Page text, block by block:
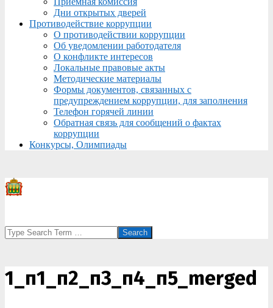
Дни открытых дверей
Противодействие коррупции
О противодействии коррупции
Об уведомлении работодателя
О конфликте интересов
Локальные правовые акты
Методические материалы
Формы документов, связанных с
предупреждением коррупции, для заполнения
Телефон горячей линии
Обратная связь для сообщений о фактах
коррупции
Конкурсы, Олимпиады
Search
1_п1_п2_п3_п4_п5_merged